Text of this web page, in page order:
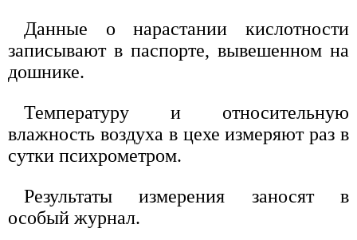
Данные о нарастании кислотности
записывают в паспорте, вывешенном на
дошнике.
Температуру и относительную
влажность воздуха в цехе измеряют раз в
сутки психрометром.
Результаты измерения заносят в
особый журнал.